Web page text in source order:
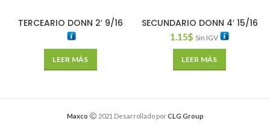
TERCEARIO DONN 2′ 9/16
LEER MÁS
SECUNDARIO DONN 4′ 15/16
1.15$ Sin IGV
LEER MÁS
Maxco 2021 Desarrollado porCLG Group